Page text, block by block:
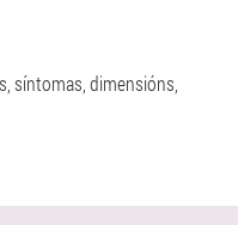
síntomas, dimensións,